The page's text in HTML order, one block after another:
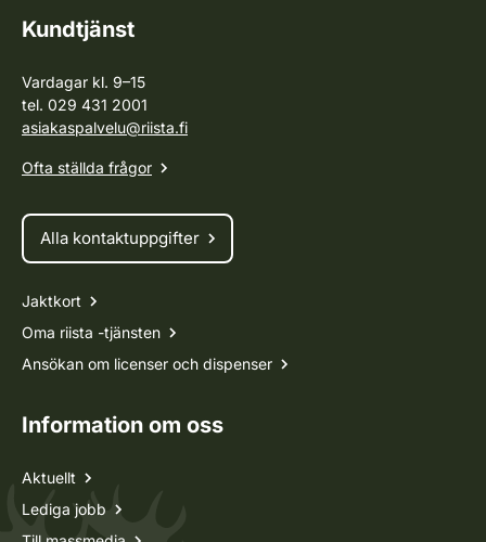
Kundtjänst
Vardagar kl. 9–15
tel. 029 431 2001
asiakaspalvelu@riista.fi
Ofta ställda frågor
Alla kontaktuppgifter
Jaktkort
Oma riista -tjänsten
Ansökan om licenser och dispenser
Information om oss
Aktuellt
Lediga jobb